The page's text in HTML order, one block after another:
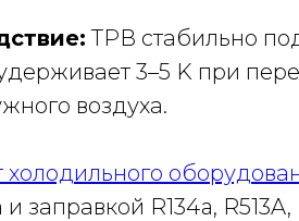
ТРВ стабильно
3–5 K при
воздуха.
холодильного
заправкой R134a,